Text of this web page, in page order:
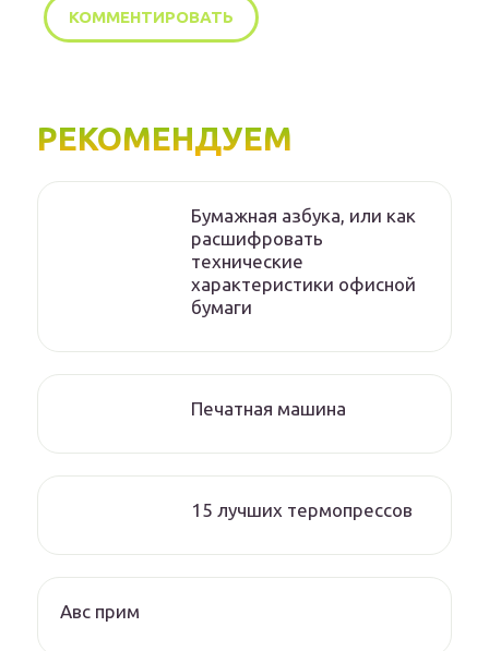
РЕКОМЕНДУЕМ
Бумажная азбука, или как
расшифровать
технические
характеристики офисной
бумаги
Печатная машина
15 лучших термопрессов
Авс прим